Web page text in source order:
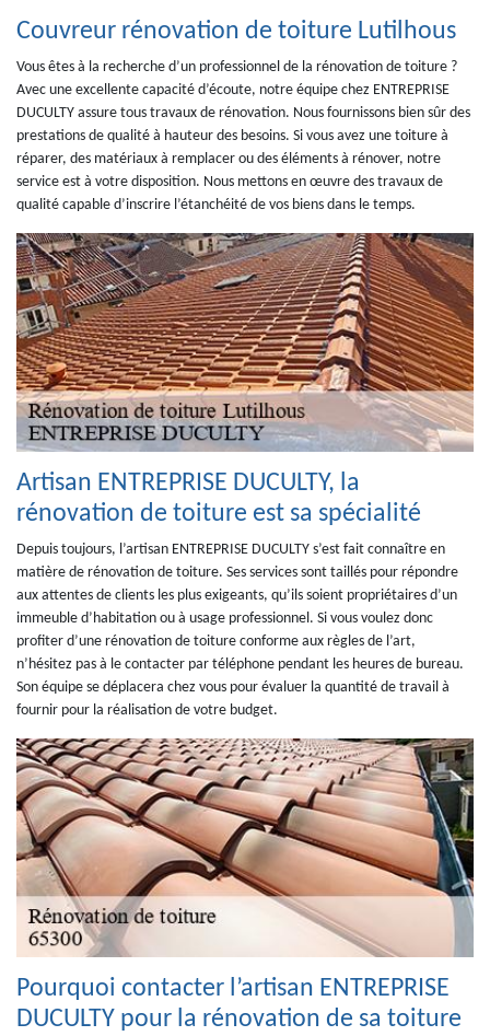
Couvreur rénovation de toiture Lutilhous
Vous êtes à la recherche d’un professionnel de la rénovation de toiture ?
Avec une excellente capacité d’écoute, notre équipe chez ENTREPRISE
DUCULTY assure tous travaux de rénovation. Nous fournissons bien sûr des
prestations de qualité à hauteur des besoins. Si vous avez une toiture à
réparer, des matériaux à remplacer ou des éléments à rénover, notre
service est à votre disposition. Nous mettons en œuvre des travaux de
qualité capable d’inscrire l’étanchéité de vos biens dans le temps.
Artisan ENTREPRISE DUCULTY, la
rénovation de toiture est sa spécialité
Depuis toujours, l’artisan ENTREPRISE DUCULTY s’est fait connaître en
matière de rénovation de toiture. Ses services sont taillés pour répondre
aux attentes de clients les plus exigeants, qu’ils soient propriétaires d’un
immeuble d’habitation ou à usage professionnel. Si vous voulez donc
profiter d’une rénovation de toiture conforme aux règles de l’art,
n’hésitez pas à le contacter par téléphone pendant les heures de bureau.
Son équipe se déplacera chez vous pour évaluer la quantité de travail à
fournir pour la réalisation de votre budget.
Pourquoi contacter l’artisan ENTREPRISE
DUCULTY pour la rénovation de sa toiture